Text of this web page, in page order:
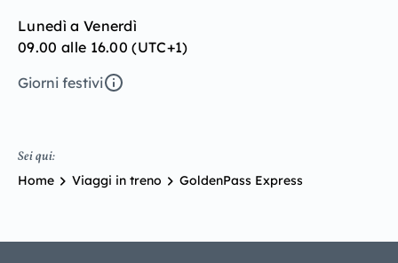
Lunedì a Venerdì
09.00 alle 16.00 (UTC+1)
Giorni festivi
Sei qui:
Home Viaggi in treno GoldenPass Express